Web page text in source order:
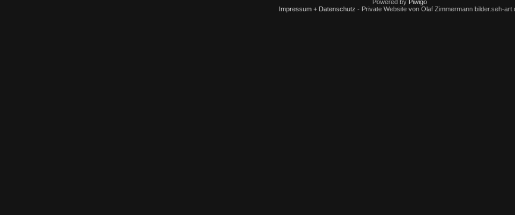
Powered by Piwigo
Impressum+ Datenschutz - Private Website von Olaf Zimmermann bilder.seh-